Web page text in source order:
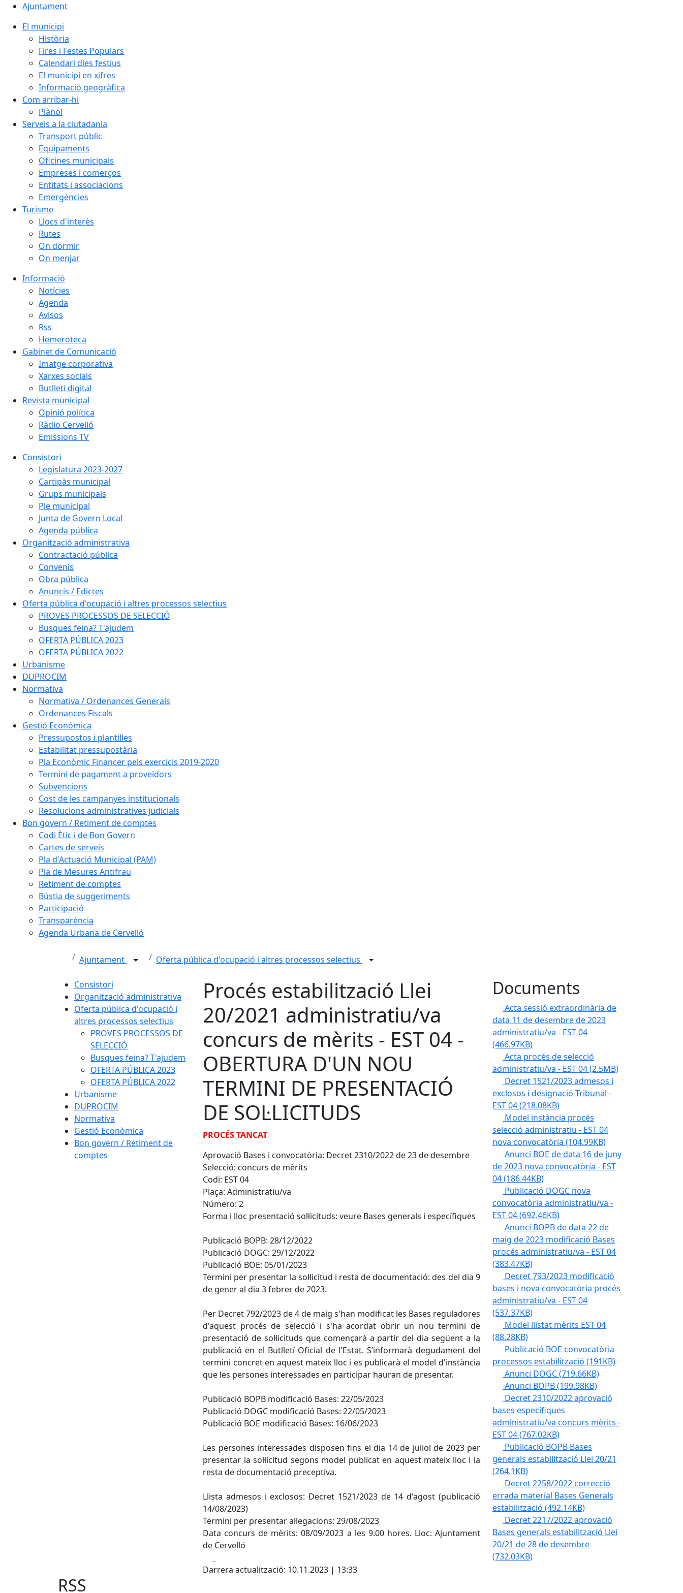
Ajuntament
El municipi
Història
Fires i Festes Populars
Calendari dies festius
El municipi en xifres
Informació geogràfica
Com arribar-hi
Plànol
Serveis a la ciutadania
Transport públic
Equipaments
Oficines municipals
Empreses i comerços
Entitats i associacions
Emergències
Turisme
Llocs d'interès
Rutes
On dormir
On menjar
Informació
Notícies
Agenda
Avisos
Rss
Hemeroteca
Gabinet de Comunicació
Imatge corporativa
Xarxes socials
Butlletí digital
Revista municipal
Opinió política
Ràdio Cervelló
Emissions TV
Consistori
Legislatura 2023-2027
Cartipàs municipal
Grups municipals
Ple municipal
Junta de Govern Local
Agenda pública
Organització administrativa
Contractació pública
Convenis
Obra pública
Anuncis / Edictes
Oferta pública d'ocupació i altres processos selectius
PROVES PROCESSOS DE SELECCIÓ
Busques feina? T'ajudem
OFERTA PÚBLICA 2023
OFERTA PÚBLICA 2022
Urbanisme
DUPROCIM
Normativa
Normativa / Ordenances Generals
Ordenances Fiscals
Gestió Econòmica
Pressupostos i plantilles
Estabilitat pressupostària
Pla Econòmic Financer pels exercicis 2019-2020
Termini de pagament a proveïdors
Subvencions
Cost de les campanyes institucionals
Resolucions administratives judicials
Bon govern / Retiment de comptes
Codi Ètic i de Bon Govern
Cartes de serveis
Pla d'Actuació Municipal (PAM)
Pla de Mesures Antifrau
Retiment de comptes
Bústia de suggeriments
Participació
Transparència
Agenda Urbana de Cervelló
Ajuntament Oferta pública d'ocupació i altres processos selectius
Consistori
Organització administrativa
Oferta pública d'ocupació i
altres processos selectius
PROVES PROCESSOS DE
SELECCIÓ
Busques feina? T'ajudem
OFERTA PÚBLICA 2023
OFERTA PÚBLICA 2022
Urbanisme
DUPROCIM
Normativa
Gestió Econòmica
Bon govern / Retiment de
comptes
Procés estabilització Llei
20/2021 administratiu/va
concurs de mèrits - EST 04 -
OBERTURA D'UN NOU
TERMINI DE PRESENTACIÓ
DE SOL·LICITUDS
PROCÉS TANCAT
Aprovació Bases i convocatòria: Decret 2310/2022 de 23 de desembre
Selecció: concurs de mèrits
Codi: EST 04
Plaça: Administratiu/va
Número: 2
Forma i lloc presentació sol·licituds: veure Bases generals i específiques
Publicació BOPB: 28/12/2022
Publicació DOGC: 29/12/2022
Publicació BOE: 05/01/2023
Termini per presentar la sol·licitud i resta de documentació: des del dia 9
de gener al dia 3 febrer de 2023.
Per Decret 792/2023 de 4 de maig s'han modificat les Bases reguladores
d'aquest procés de selecció i s'ha acordat obrir un nou termini de
presentació de sol·licituds que començarà a partir del dia següent a la
publicació en el Butlletí Oficial de l'Estat. S’informarà degudament del
termini concret en aquest mateix lloc i es publicarà el model d'instància
que les persones interessades en participar hauran de presentar.
Publicació BOPB modificació Bases: 22/05/2023
Publicació DOGC modificació Bases: 22/05/2023
Publicació BOE modificació Bases: 16/06/2023
Les persones interessades disposen fins el dia 14 de juliol de 2023 per
presentar la sol·licitud segons model publicat en aquest mateix lloc i la
resta de documentació preceptiva.
Llista admesos i exclosos: Decret 1521/2023 de 14 d'agost (publicació
14/08/2023)
Termini per presentar al·legacions: 29/08/2023
Data concurs de mèrits: 08/09/2023 a les 9.00 hores. Lloc: Ajuntament
de Cervelló
Darrera actualització: 10.11.2023 | 13:33
Documents
Acta sessió extraordinària de
data 11 de desembre de 2023
administratiu/va - EST 04
(466.97KB)
Acta procés de selecció
administratiu/va - EST 04(2.5MB)
Decret 1521/2023 admesos i
exclosos i designació Tribunal -
EST 04(218.08KB)
Model instància procés
selecció administratiu - EST 04
nova convocatòria (104.99KB)
Anunci BOE de data 16 de juny
de 2023 nova convocatòria - EST
04(186.44KB)
Publicació DOGC nova
convocatòria administratiu/va -
EST 04(692.46KB)
Anunci BOPB de data 22 de
maig de 2023 modificació Bases
procés administratiu/va - EST 04
(383.47KB)
Decret 793/2023 modificació
bases i nova convocatòria procés
administratiu/va - EST 04
(537.37KB)
Model llistat mèrits EST 04
(88.28KB)
Publicació BOE convocatòria
processos estabilització (191KB)
Anunci DOGC(719.66KB)
Anunci BOPB(199.98KB)
Decret 2310/2022 aprovació
bases específiques
administratiu/va concurs mèrits -
EST 04(767.02KB)
Publicació BOPB Bases
generals estabilització Llei 20/21
(264.1KB)
Decret 2258/2022 correcció
errada material Bases Generals
estabilització (492.14KB)
Decret 2217/2022 aprovació
Bases generals estabilització Llei
20/21 de 28 de desembre
(732.03KB)
RSS